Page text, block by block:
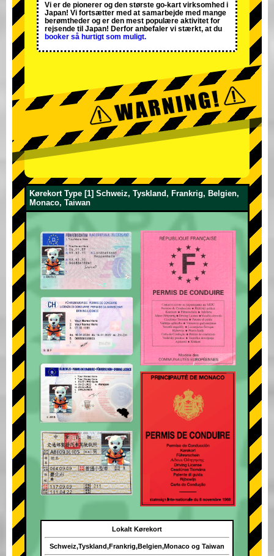
Vi er de pionerer og den største go-kart virksomhed i
Japan! Vi fortsætter med at samarbejde med mange
berømtheder og er den mest populære aktivitet for
rejsende til Japan! Derfor anbefaler vi stærkt, at du
booker så hurtigt som muligt.
Kørekort Type [1] Schweiz, Tyskland, Frankrig, Belgien,
Monaco, Taiwan
Lokalt Kørekort
Schweiz,Tyskland,Frankrig,Belgien,Monaco og Taiwan